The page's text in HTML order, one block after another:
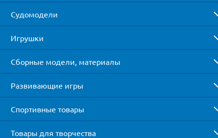
Судомодели
Игрушки
Сборные модели, материалы
Развивающие игры
Спортивные товары
Товары для творчества